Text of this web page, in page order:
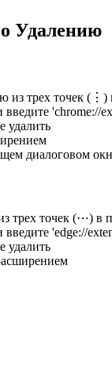
Удалению
из трех точек (⋮)
'chrome://
удалить
диалоговом
трех точек (⋯) в
'edge://
удалить